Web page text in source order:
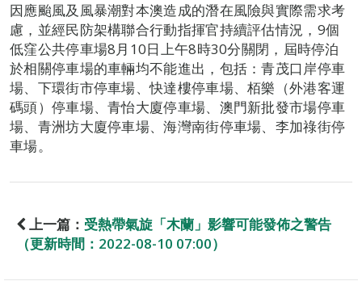
因應颱風及風暴潮對本澳造成的潛在風險與實際需求考
慮，並經民防架構聯合行動指揮官持續評估情況，9個
低窪公共停車場8月10日上午8時30分關閉，屆時停泊
於相關停車場的車輛均不能進出，包括：青茂口岸停車
場、下環街市停車場、快達樓停車場、栢樂（外港客運
碼頭）停車場、青怡大廈停車場、澳門新批發市場停車
場、青洲坊大廈停車場、海灣南街停車場、李加祿街停
車場。
上一篇： 受熱帶氣旋「木蘭」影響可能發佈之警告
（更新時間：2022-08-10 07:00）